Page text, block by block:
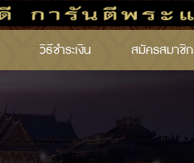
วิธีชำระเงิน สมัครสมาชิก